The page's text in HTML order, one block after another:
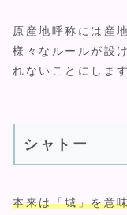
原産地呼称には産
様々なルールが設
れないことにします
シャトー
本来は「城」を意